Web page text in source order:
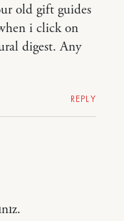
old gift guides
i click on
digest. Any
REPLY